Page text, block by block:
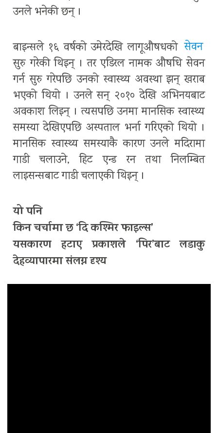
उनले भनेकी छन् ।
बाइन्सले १६ वर्षको उमेरदेखि लागूऔषधको सेवन
सुरु गरेकी थिइन् । तर एडिरल नामक औषधि सेवन
गर्न सुरु गरेपछि उनको स्वास्थ्य अवस्था झन् खराब
भएको थियो । उनले सन् २०१० देखि अभिनयबाट
अवकाश लिइन् । त्यसपछि उनमा मानसिक स्वास्थ्य
समस्या देखिएपछि अस्पताल भर्ना गरिएको थियो ।
मानसिक स्वास्थ्य समस्याकै कारण उनले मदिरामा
गाडी चलाउने, हिट एन्ड रन तथा निलम्बित
लाइसन्सबाट गाडी चलाएकी थिइन् ।
यो पनि
किन चर्चामा छ ‘दि कश्मिर फाइल्स’
यसकारण हटाए प्रकाशले ‘पिर’बाट लडाकु
देहव्यापारमा संलग्न दृश्य